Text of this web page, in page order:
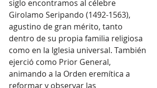
siglo encontramos al célebre
Girolamo Seripando (1492-1563),
agustino de gran mérito, tanto
dentro de su propia familia religiosa
como en la Iglesia universal. También
ejerció como Prior General,
animando a la Orden eremítica a
reformar y observar las